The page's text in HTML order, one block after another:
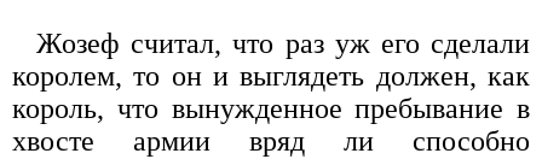
Жозеф считал, что раз уж его сделали
королем, то он и выглядеть должен, как
король, что вынужденное пребывание в
хвосте армии вряд ли способно